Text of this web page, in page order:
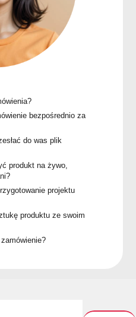
bezpośrednio za
do was plik
produkt na żywo,
projektu
produktu ze swoim